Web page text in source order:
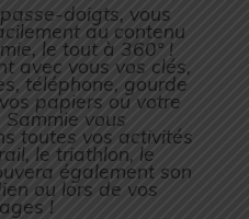
doigts, vous
au contenu
le tout à 360° !
avec vous vos clés,
téléphone, gourde
papiers ou votre
vous
toutes vos activités
le triathlon, le
également son
ou lors de vos
!